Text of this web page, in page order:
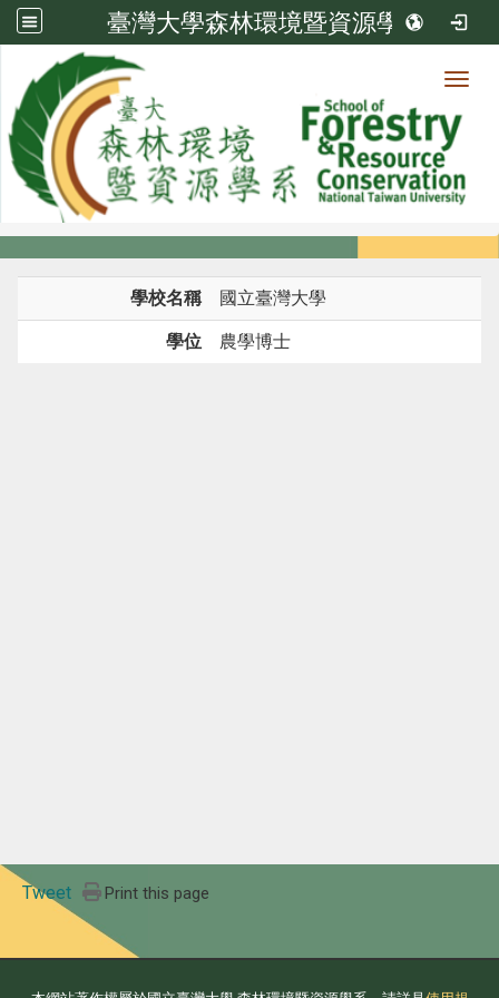
臺灣大學森林環境暨資源學系
系所成員
系所成員
學校名稱 國立臺灣大學
學位 農學博士
Tweet Print this page